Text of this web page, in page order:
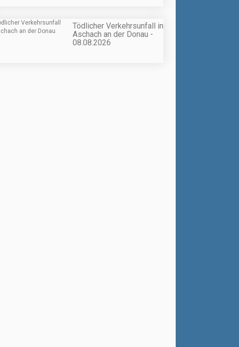
Tödlicher Verkehrsunfall in
Aschach an der Donau -
08.08.2026